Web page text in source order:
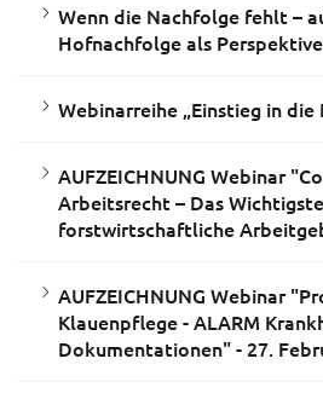
Wenn die Nachfolge fehlt –
Hofnachfolge als
Webinarreihe „Einstieg in
AUFZEICHNUNG Webinar
Arbeitsrecht – Das
forstwirtschaftliche
AUFZEICHNUNG Webinar
Klauenpflege - ALARM
Dokumentationen" - 27.